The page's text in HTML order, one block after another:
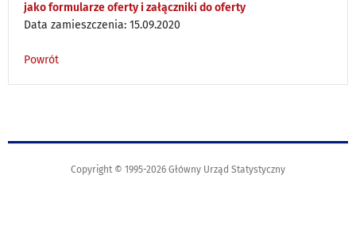
jako formularze oferty i załączniki do oferty
Data zamieszczenia: 15.09.2020
Powrót
Copyright © 1995-2026 Główny Urząd Statystyczny